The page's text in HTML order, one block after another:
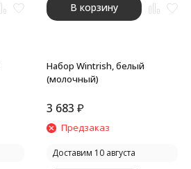
В корзину
Набор Wintrish, белый
(молочный)
3 683 ₽
Предзаказ
Доставим 10 августа